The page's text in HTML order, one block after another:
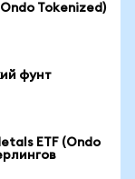
Tokenized)
фунт
ETF (Ondo